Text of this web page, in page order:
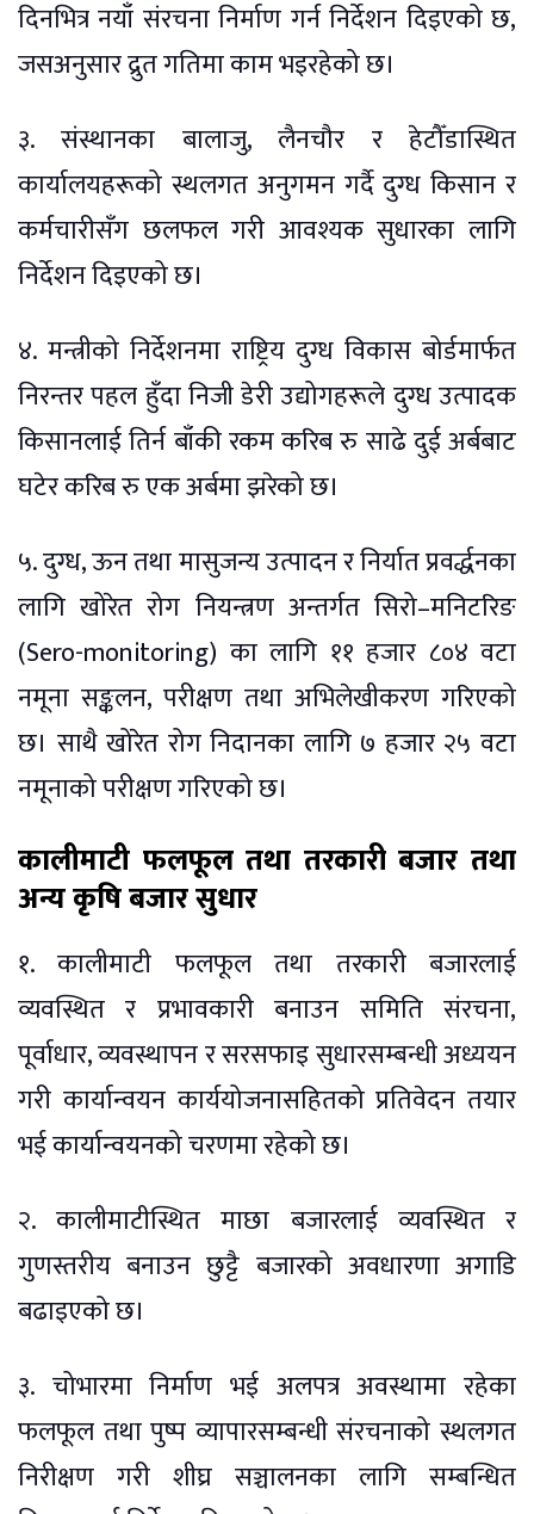
दिनभित्र नयाँ संरचना निर्माण गर्न निर्देशन दिइएको छ,
जसअनुसार द्रुत गतिमा काम भइरहेको छ।
३. संस्थानका बालाजु, लैनचौर र हेटौँडास्थित
कार्यालयहरूको स्थलगत अनुगमन गर्दै दुग्ध किसान र
कर्मचारीसँग छलफल गरी आवश्यक सुधारका लागि
निर्देशन दिइएको छ।
४. मन्त्रीको निर्देशनमा राष्ट्रिय दुग्ध विकास बोर्डमार्फत
निरन्तर पहल हुँदा निजी डेरी उद्योगहरूले दुग्ध उत्पादक
किसानलाई तिर्न बाँकी रकम करिब रु साढे दुई अर्बबाट
घटेर करिब रु एक अर्बमा झरेको छ।
५. दुग्ध, ऊन तथा मासुजन्य उत्पादन र निर्यात प्रवर्द्धनका
लागि खोरेत रोग नियन्त्रण अन्तर्गत सिरो–मनिटरिङ
(Sero-monitoring) का लागि ११ हजार ८०४ वटा
नमूना सङ्कलन, परीक्षण तथा अभिलेखीकरण गरिएको
छ। साथै खोरेत रोग निदानका लागि ७ हजार २५ वटा
नमूनाको परीक्षण गरिएको छ।
कालीमाटी फलफूल तथा तरकारी बजार तथा
अन्य कृषि बजार सुधार
१. कालीमाटी फलफूल तथा तरकारी बजारलाई
व्यवस्थित र प्रभावकारी बनाउन समिति संरचना,
पूर्वाधार, व्यवस्थापन र सरसफाइ सुधारसम्बन्धी अध्ययन
गरी कार्यान्वयन कार्ययोजनासहितको प्रतिवेदन तयार
भई कार्यान्वयनको चरणमा रहेको छ।
२. कालीमाटीस्थित माछा बजारलाई व्यवस्थित र
गुणस्तरीय बनाउन छुट्टै बजारको अवधारणा अगाडि
बढाइएको छ।
३. चोभारमा निर्माण भई अलपत्र अवस्थामा रहेका
फलफूल तथा पुष्प व्यापारसम्बन्धी संरचनाको स्थलगत
निरीक्षण गरी शीघ्र सञ्चालनका लागि सम्बन्धित